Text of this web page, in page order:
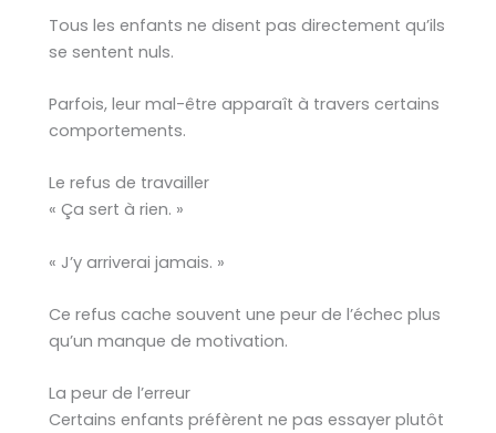
Tous les enfants ne disent pas directement qu’ils
se sentent nuls.
Parfois, leur mal-être apparaît à travers certains
comportements.
Le refus de travailler
« Ça sert à rien. »
« J’y arriverai jamais. »
Ce refus cache souvent une peur de l’échec plus
qu’un manque de motivation.
La peur de l’erreur
Certains enfants préfèrent ne pas essayer plutôt